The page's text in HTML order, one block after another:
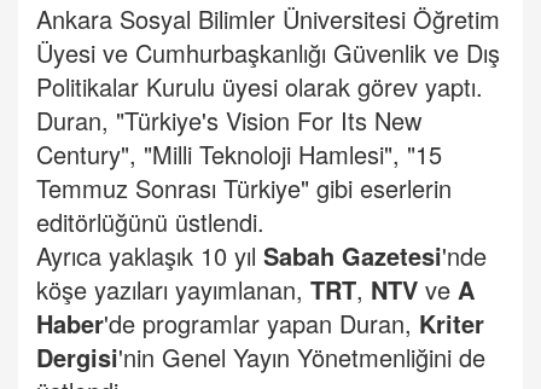
Ankara Sosyal Bilimler Üniversitesi Öğretim
Üyesi ve Cumhurbaşkanlığı Güvenlik ve Dış
Politikalar Kurulu üyesi olarak görev yaptı.
Duran, "Türkiye's Vision For Its New
Century", "Milli Teknoloji Hamlesi", "15
Temmuz Sonrası Türkiye" gibi eserlerin
editörlüğünü üstlendi.
Ayrıca yaklaşık 10 yıl Sabah Gazetesi'nde
köşe yazıları yayımlanan, TRT, NTV ve A
Haber'de programlar yapan Duran, Kriter
Dergisi'nin Genel Yayın Yönetmenliğini de